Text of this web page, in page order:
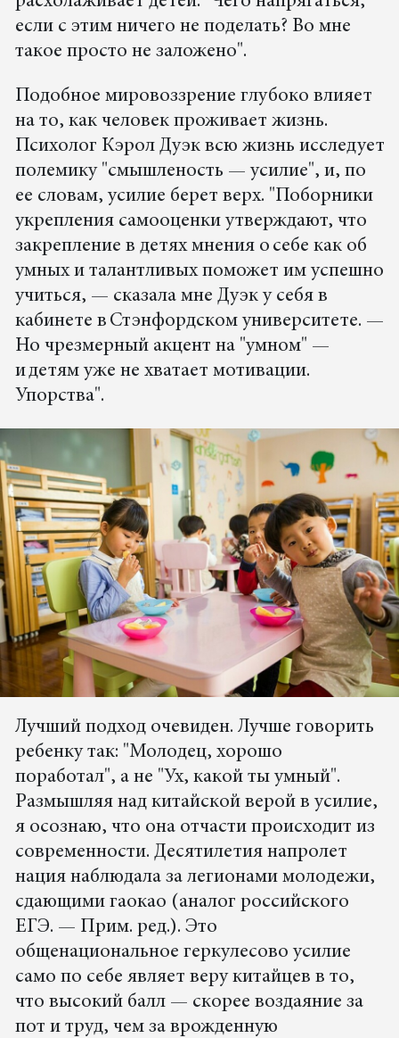
если с этим ничего не поделать? Во мне
такое просто не заложено".
Подобное мировоззрение глубоко влияет
на то, как человек проживает жизнь.
Психолог Кэрол Дуэк всю жизнь исследует
полемику "смышленость — усилие", и, по
ее словам, усилие берет верх. "Поборники
укрепления самооценки утверждают, что
закрепление в детях мнения о себе как об
умных и талантливых поможет им успешно
учиться, — сказала мне Дуэк у себя в
кабинете в Стэнфордском университете. —
Но чрезмерный акцент на "умном" —
и детям уже не хватает мотивации.
Упорства".
Лучший подход очевиден. Лучше говорить
ребенку так: "Молодец, хорошо
поработал", а не "Ух, какой ты умный".
Размышляя над китайской верой в усилие,
я осознаю, что она отчасти происходит из
современности. Десятилетия напролет
нация наблюдала за легионами молодежи,
сдающими гаокао (аналог российского
ЕГЭ. — Прим. ред.). Это
общенациональное геркулесово усилие
само по себе являет веру китайцев в то,
что высокий балл — скорее воздаяние за
пот и труд, чем за врожденную